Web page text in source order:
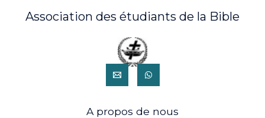
Association des étudiants de la Bible
A propos de nous